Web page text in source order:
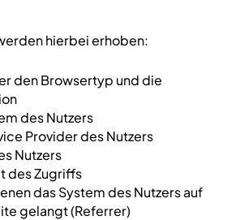
hierbei erhoben:
den Browsertyp und die
des Nutzers
Provider des Nutzers
Nutzers
des Zugriffs
das System des Nutzers auf
gelangt (Referrer)